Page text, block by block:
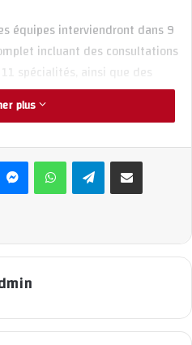
équipes interviendront dans 9
incluant des consultations
spécialités, ainsi que des
2 msids, 2 crèches et 2
6 douars ciblés de la province
répondant ainsi aux
locales.
innovations majeures,
optimiser la distribution des
santé et un système
entre CADEMEP
d’élargir significativement la
engagement à dépasser les
plus
Telegram